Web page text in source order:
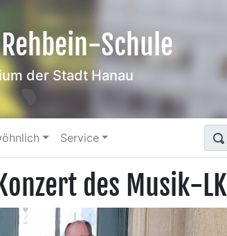
Schule
der Stadt Hanau
Service
des Musik-LK